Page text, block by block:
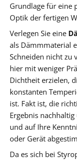
Grundlage für eine
Optik der fertigen
Verlegen Sie eine
als Dämmmaterial
Schneiden nicht zu
hier mit weniger
Dichtheit erzielen,
konstanten
ist. Fakt ist, die
Ergebnis
und auf Ihre
oder Gerät
Da es sich bei